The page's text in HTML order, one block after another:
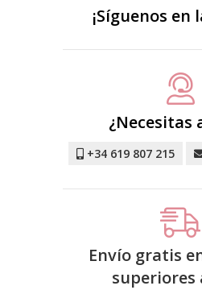
¡Síguenos en
¿Necesitas
+34 619 807 215
Envío gratis
superiores